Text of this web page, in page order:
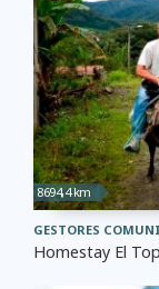
8694,4 km
GESTORES
Homestay El